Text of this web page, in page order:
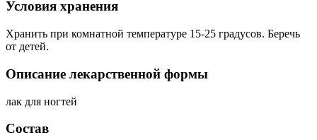
Условия хранения
Хранить при комнатной температуре 15-25 градусов. Беречь
от детей.
Описание лекарственной формы
лак для ногтей
Состав